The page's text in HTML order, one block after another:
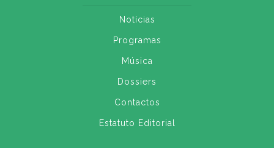
Notícias
Programas
Música
Dossiers
Contactos
Estatuto Editorial